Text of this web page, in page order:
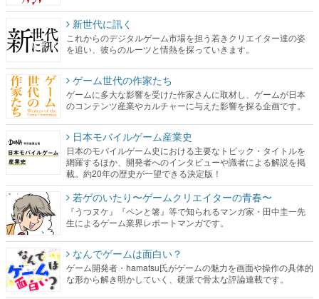
新世代に訊く
これからのデジタルゲーム市場を担う若きクリエイター達の姿
を追い、彼らのルーツと情熱を探っていきます。
ゲーム世代の作家たち
ゲームに多大な影響を受けた作家さんに取材し、ゲームが日本
のコンテンツ産業やカルチャーに与えた影響を探る企画です。
日本モバイルゲーム産業史
日本のモバイルゲーム史における主要なトピック・タイトルを
網羅するほか、開発者へのインタビューや識者による解説を掲
載。約20年の歴史が一望できる決定版！
若ゲのいたり〜ゲームクリエイターの青春〜
『うつヌケ』『ペンと箸』等で知られるマンガ家・田中圭一先
生によるゲーム業界レポートマンガです。
なんでゲームは面白い？
ゲーム開発者・hamatsu氏がゲームの魅力を画面や操作の具体的
な形から解き明かしていく、硬派で骨太な評論連載です。